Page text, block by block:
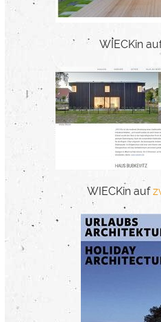
WIECKin
WIECKin auf